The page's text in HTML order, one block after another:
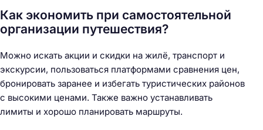
Как экономить при самостоятельной
организации путешествия?
Можно искать акции и скидки на жилё, транспорт и
экскурсии, пользоваться платформами сравнения цен,
бронировать заранее и избегать туристических районов
с высокими ценами. Также важно устанавливать
лимиты и хорошо планировать маршруты.